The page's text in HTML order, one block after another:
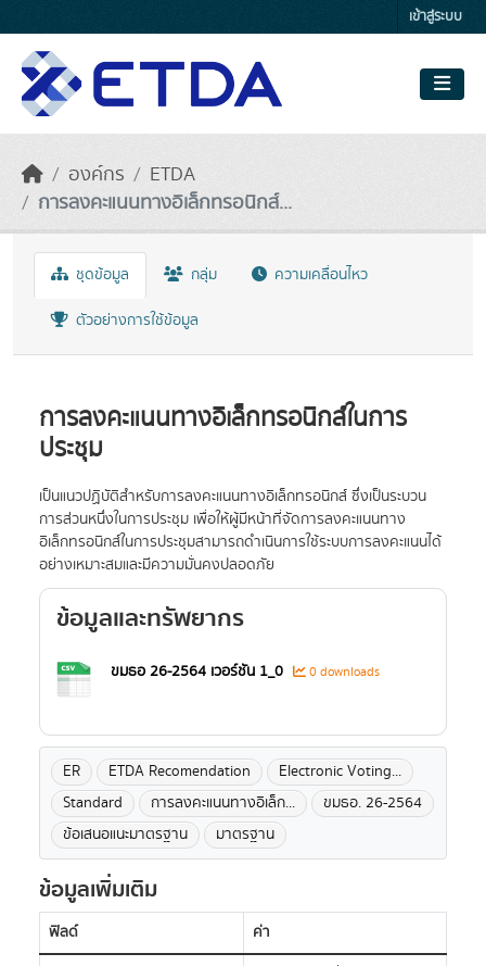
เข้าสู่ระบบ
องค์กร
ETDA
การลงคะแนนทางอิเล็กทรอนิกส์...
ชุดข้อมูล กลุ่ม ความเคลื่อนไหว
ตัวอย่างการใช้ข้อมูล
การลงคะแนนทางอิเล็กทรอนิกส์ในการ
ประชุม
เป็นแนวปฏิบัติสำหรับการลงคะแนนทางอิเล็กทรอนิกส์ ซึ่งเป็นระบวน
การส่วนหนึ่งในการประชุม เพื่อให้ผู้มีหน้าที่จัดการลงคะแนนทาง
อิเล็กทรอนิกส์ในการประชุมสามารถดำเนินการใช้ระบบการลงคะแนนได้
อย่างเหมาะสมและมีความมั่นคงปลอดภัย
ข้อมูลและทรัพยากร
ขมธอ 26-2564 เวอร์ชัน 1_0 0 downloads
ER ETDA Recomendation
Electronic Voting...
Standard
การลงคะแนนทางอิเล็ก...
ขมธอ. 26-2564
ข้อเสนอแนะมาตรฐาน
มาตรฐาน
ข้อมูลเพิ่มเติม
ฟิลด์
ค่า